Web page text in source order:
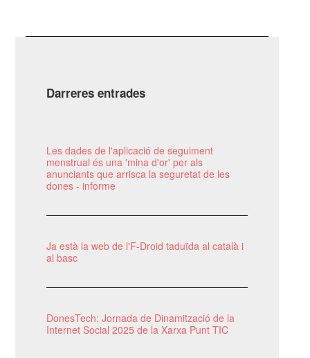
Darreres entrades
Les dades de l'aplicació de seguiment
menstrual és una 'mina d'or' per als
anunciants que arrisca la seguretat de les
dones - informe
Ja està la web de l'F-Droid taduïda al català i
al basc
DonesTech: Jornada de Dinamització de la
Internet Social 2025 de la Xarxa Punt TIC